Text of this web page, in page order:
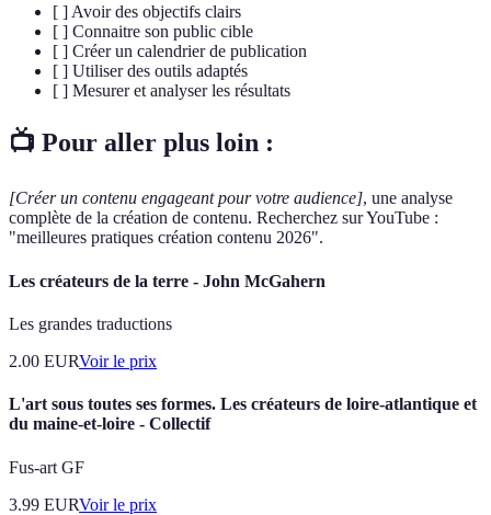
[ ] Avoir des objectifs clairs
[ ] Connaitre son public cible
[ ] Créer un calendrier de publication
[ ] Utiliser des outils adaptés
[ ] Mesurer et analyser les résultats
📺 Pour aller plus loin :
[Créer un contenu engageant pour votre audience], une analyse
complète de la création de contenu. Recherchez sur YouTube :
"meilleures pratiques création contenu 2026".
Les créateurs de la terre - John McGahern
Les grandes traductions
2.00 EURVoir le prix
L'art sous toutes ses formes. Les créateurs de loire-atlantique et
du maine-et-loire - Collectif
Fus-art GF
3.99 EURVoir le prix